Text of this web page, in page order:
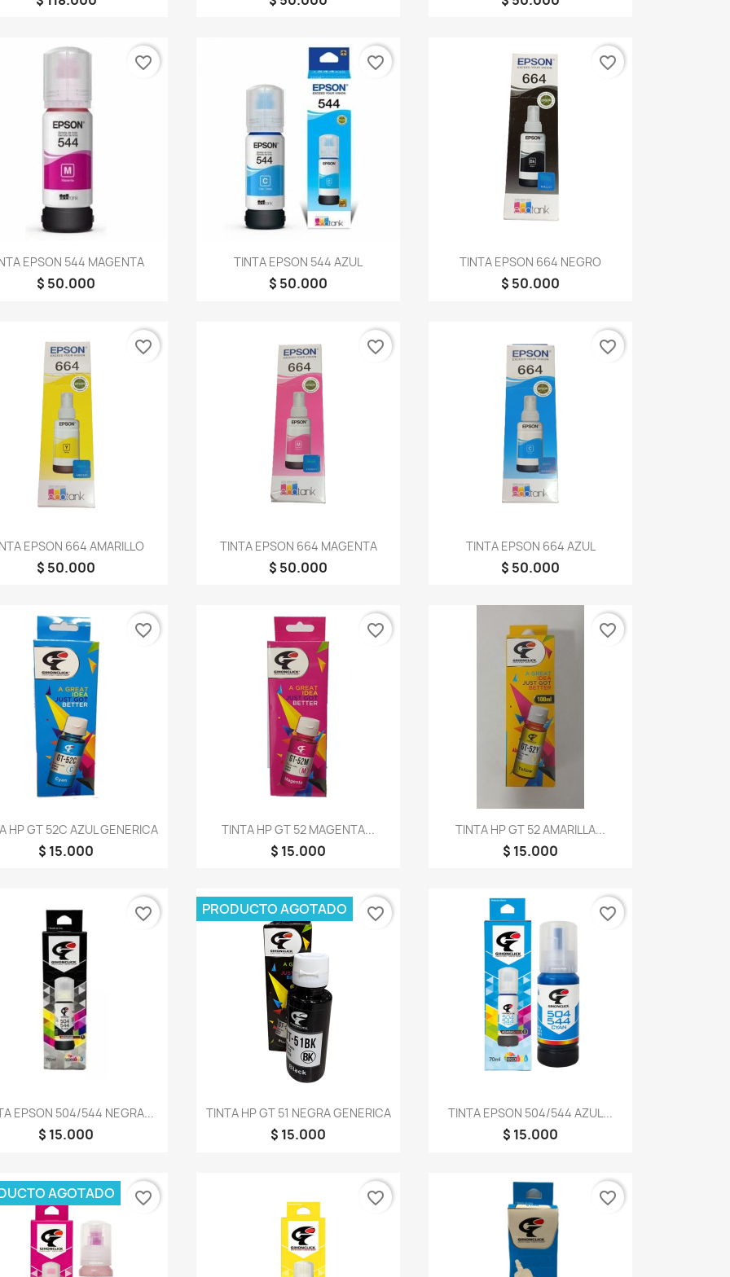
Vista rápida
EPSON 544 MAGENTA
$ 50.000
favorite_border
Vista rápida
TINTA EPSON 544 AZUL
$ 50.000
favorite_border
Vista rápida
TINTA EPSON 664 NEGRO
$ 50.000
favorite_border
Vista rápida
EPSON 664 AMARILLO
$ 50.000
favorite_border
Vista rápida
TINTA EPSON 664 MAGENTA
$ 50.000
favorite_border
Vista rápida
TINTA EPSON 664 AZUL
$ 50.000
favorite_border
Vista rápida
HP GT 52C AZUL GENERICA
$ 15.000
favorite_border
Vista rápida
TINTA HP GT 52 MAGENTA...
$ 15.000
favorite_border
Vista rápida
TINTA HP GT 52 AMARILLA...
$ 15.000
favorite_border
Vista rápida
EPSON 504/544 NEGRA...
$ 15.000
favorite_border
Vista rápida
TINTA HP GT 51 NEGRA GENERICA
$ 15.000
PRODUCTO AGOTADO favorite_border
Vista rápida
TINTA EPSON 504/544 AZUL...
$ 15.000
favorite_border
AGOTADO favorite_border favorite_border favorite_border